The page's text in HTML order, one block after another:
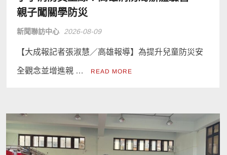
親子闖關學防災
新聞聯訪中心 2026-08-09
【大成報記者張淑慧／高雄報導】為提升兒童防災安
全觀念並增進親 … READ MORE